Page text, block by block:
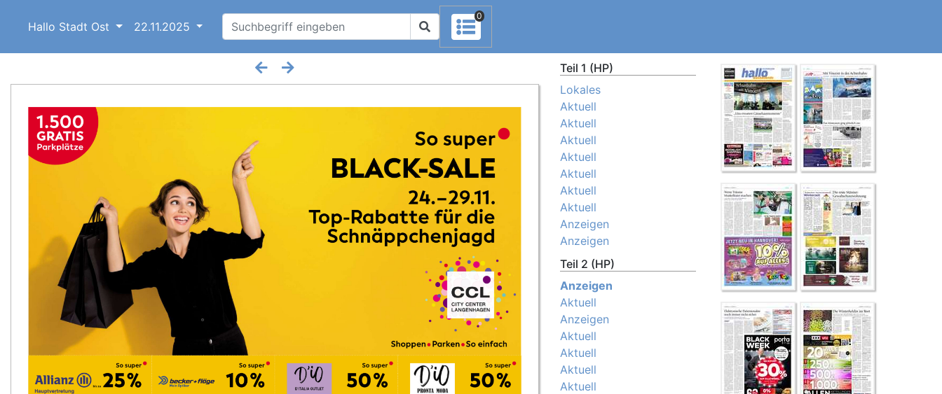
Hallo Stadt Ost 22.11.2025
0
Teil 1 (HP)
Lokales
Aktuell
Aktuell
Aktuell
Aktuell
Aktuell
Aktuell
Aktuell
Anzeigen
Anzeigen
Teil 2 (HP)
Anzeigen
Aktuell
Anzeigen
Aktuell
Aktuell
Aktuell
Aktuell